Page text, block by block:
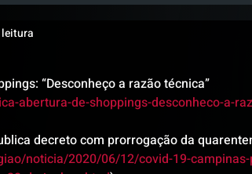
leitura
“Desconheço a razão técnica”
abertura-de-shoppings-desconheco-a-
decreto com prorrogação da
noticia/2020/06/12/covid-19-